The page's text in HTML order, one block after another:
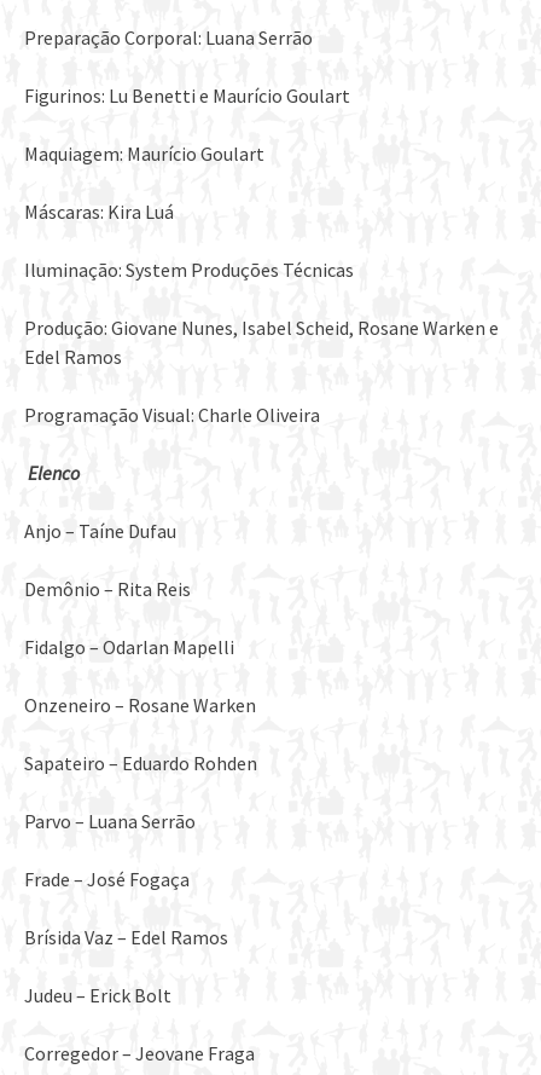
Preparação Corporal: Luana Serrão
Figurinos: Lu Benetti e Maurício Goulart
Maquiagem: Maurício Goulart
Máscaras: Kira Luá
Iluminação: System Produções Técnicas
Produção: Giovane Nunes, Isabel Scheid, Rosane Warken e
Edel Ramos
Programação Visual: Charle Oliveira
Elenco
Anjo – Taíne Dufau
Demônio – Rita Reis
Fidalgo – Odarlan Mapelli
Onzeneiro – Rosane Warken
Sapateiro – Eduardo Rohden
Parvo – Luana Serrão
Frade – José Fogaça
Brísida Vaz – Edel Ramos
Judeu – Erick Bolt
Corregedor – Jeovane Fraga